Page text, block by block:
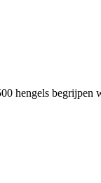
hengels